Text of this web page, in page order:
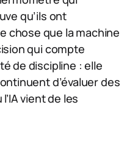
qu’ils ont
chose que la machine
qui compte
de discipline : elle
d’évaluer des
vient de les